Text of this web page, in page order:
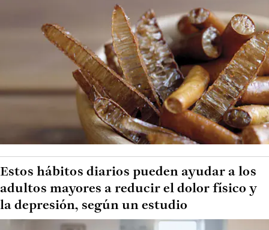
Estos hábitos diarios pueden ayudar a los
adultos mayores a reducir el dolor físico y
la depresión, según un estudio